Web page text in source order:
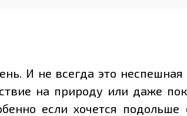
И не всегда это неспешная
на природу или даже
если хочется подольше